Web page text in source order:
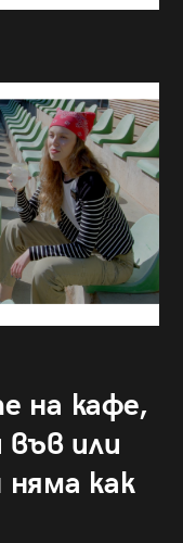
на кафе,
или
няма как